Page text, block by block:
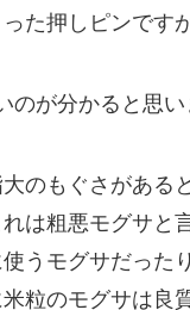
った押しピンです
のが分かると思い
のもぐさがある
れは粗悪モグサと
うモグサだった
粒のモグサは良